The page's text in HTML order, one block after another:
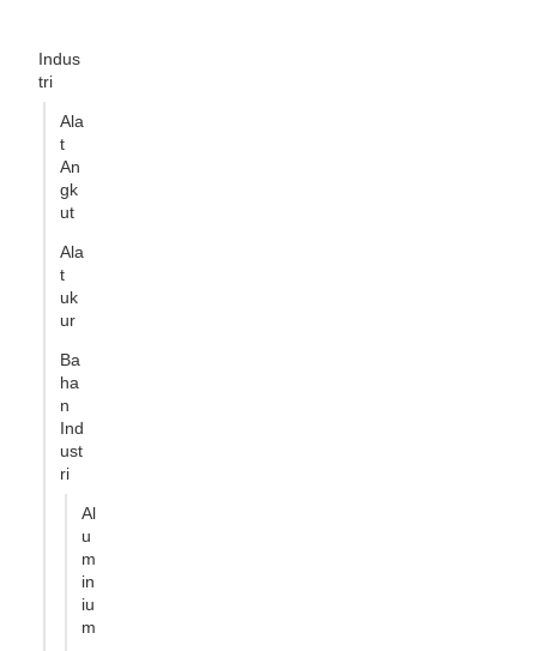
Indus
tri
Ala
t
An
gk
ut
Ala
t
uk
ur
Ba
ha
n
Ind
ust
ri
Al
u
m
in
iu
m